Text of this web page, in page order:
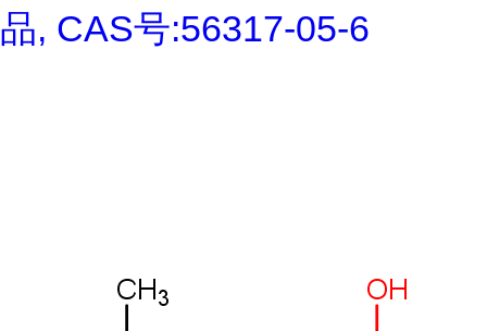
品, CAS号:56317-05-6